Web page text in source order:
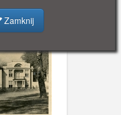
Zamknij